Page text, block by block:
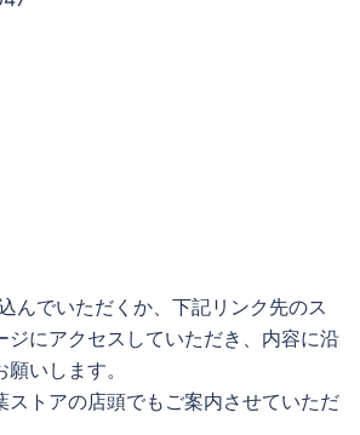
んでいただくか、下記リンク先のス
ジにアクセスしていただき、内容に沿
いします。
ストアの店頭でもご案内させていただ